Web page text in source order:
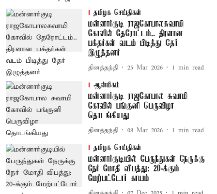
தமிழக செய்திகள்
மன்னார்குடி ராஜகோபாலசுவாமி
கோவில் தேரோட்டம்.. திரளான
பக்தர்கள் வடம் பிடித்து தேர்
இழுத்தனர்
தினத்தந்தி 25 Mar 2026 1 min read
ஆன்மிகம்
மன்னார்குடி ராஜகோபால சுவாமி
கோவில் பங்குனி பெருவிழா
தொடங்கியது
தினத்தந்தி 08 Mar 2026 1 min read
தமிழக செய்திகள்
மன்னார்குடியில் பேருந்துகள் நேருக்கு
நேர் மோதி விபத்து: 20-க்கும்
மேற்பட்டோர் காயம்